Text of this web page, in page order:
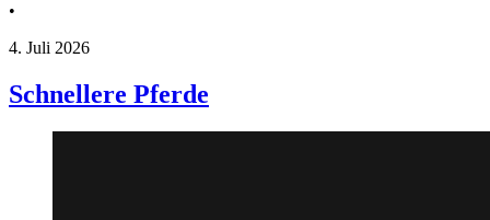
•
4. Juli 2026
Schnellere Pferde